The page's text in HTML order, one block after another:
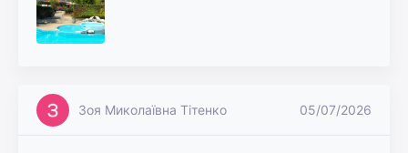
Зоя Миколаївна Тітенко 05/07/2026